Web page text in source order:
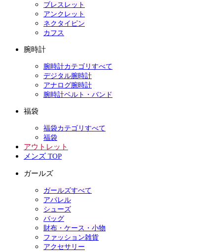
ブレスレット
アンクレット
ネクタイピン
カフス
腕時計
腕時計カテゴリすべて
デジタル腕時計
アナログ腕時計
腕時計ベルト・バンド
福袋
福袋カテゴリすべて
福袋
アウトレット
メンズ TOP
ガールズ
ガールズすべて
アパレル
シューズ
バッグ
財布・ケース・小物
ファッション雑貨
アクセサリー